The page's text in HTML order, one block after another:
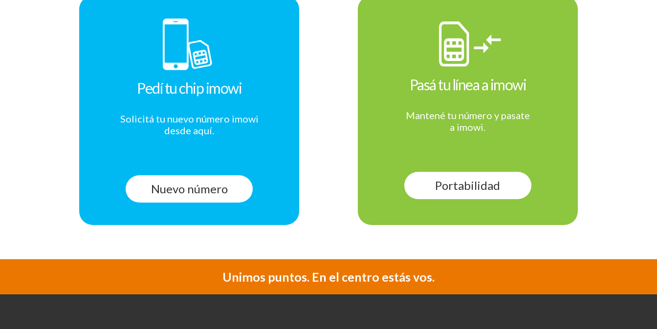
Pedí tu chip imowi
Solicitá tu nuevo número imowi
desde aquí.
Nuevo número
Pasá tu línea a imowi
Mantené tu número y pasate
a imowi.
Portabilidad
Unimos puntos. En el centro estás vos.